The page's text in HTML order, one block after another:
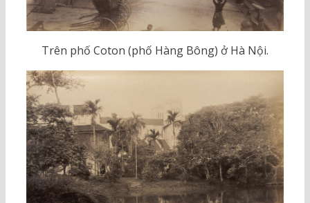
Trên phố Coton (phố Hàng Bông) ở Hà Nội.